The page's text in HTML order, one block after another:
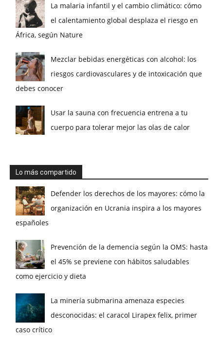
La malaria infantil y el cambio climático: cómo
el calentamiento global desplaza el riesgo en
África, según Nature
Mezclar bebidas energéticas con alcohol: los
riesgos cardiovasculares y de intoxicación que
debes conocer
Usar la sauna con frecuencia entrena a tu
cuerpo para tolerar mejor las olas de calor
Lo más compartido
Defender los derechos de los mayores: cómo la
organización en Ucrania inspira a los mayores
españoles
Prevención de la demencia según la OMS: hasta
el 45% se previene con hábitos saludables
como ejercicio y dieta
La minería submarina amenaza especies
desconocidas: el caracol Lirapex felix, primer
caso crítico